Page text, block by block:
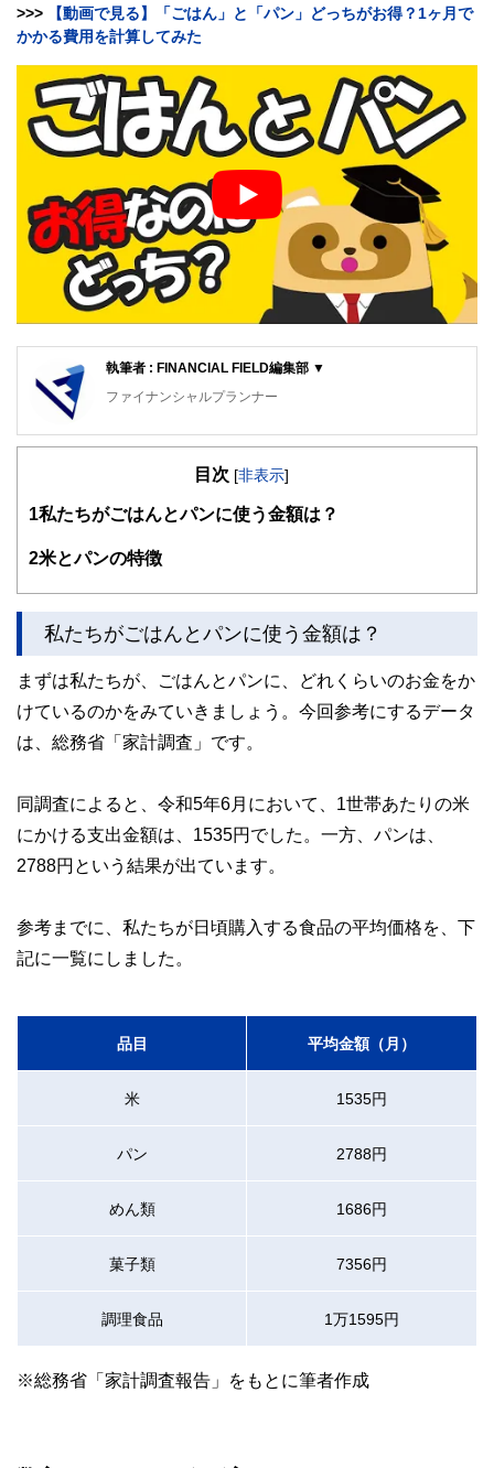
>>>
【動画で見る】「ごはん」と「パン」どっちがお得？1ヶ月で
かかる費用を計算してみた
執筆者 : FINANCIAL FIELD編集部 ▼
ファイナンシャルプランナー
FinancialField編集部は、金融、経済に関する記事を、日々
知識がない方でも理解できるようわかりやすく発信していま
得者を中心に「お金や暮らし」に関する書籍・雑誌の編集経
験者で構成され、企画立案から記事掲載まですべての工程に
FinancialFieldの特徴は、ファイナンシャルプランナー、弁
護士、税理士、宅地建物取引士、相続診断士、住宅ローンア
士、行政書士、投資アナリスト、キャリアコンサルタントな
ど150名以上の有資格者を執筆者・監修者として迎え、むず
をわかりやすく発信している点です。
執筆者・監修者による執筆体制を築くことで、内容のわかり
やすさはもちろんのこと、読み応えのあるコンテンツと確か
な情報発信を実現しています。
目次 [非表示]
1 私たちがごはんとパンに使う金額は？
2米とパンの特徴
私たちがごはんとパンに使う金額は？
まずは私たちが、ごはんとパンに、どれくらいのお金をか
けているのかをみていきましょう。今回参考にするデータ
は、総務省「家計調査」です。
同調査によると、令和5年6月において、1世帯あたりの米
にかける支出金額は、1535円でした。一方、パンは、
2788円という結果が出ています。
参考までに、私たちが日頃購入する食品の平均価格を、下
記に一覧にしました。
品目 平均金額（月）
米 1535円
パン 2788円
めん類 1686円
菓子類 7356円
調理食品 1万1595円
※総務省「家計調査報告」をもとに筆者作成